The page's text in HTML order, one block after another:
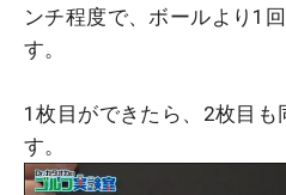
ンチ程度で、ボールより1
す。
1枚目ができたら、2枚目も
す。